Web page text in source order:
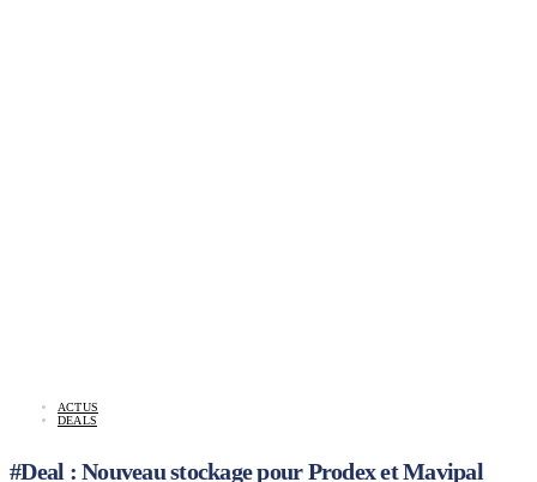
ACTUS
DEALS
#Deal : Nouveau stockage pour Prodex et Mavipal